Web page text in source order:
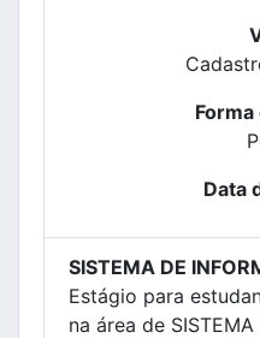
Forma
Data
SISTEMA DE
Estágio para
na área de SISTEMA